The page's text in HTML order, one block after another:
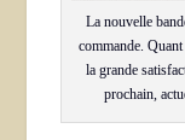
La nouvelle
commande.
la grande
prochain,